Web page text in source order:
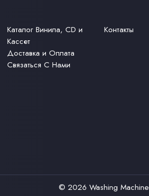
Каталог Винила, CD и
Кассет
Доставка и Оплата
Связаться С Нами
Контакты
© 2026 Washing Machine